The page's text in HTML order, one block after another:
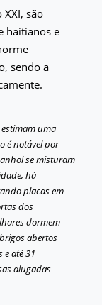
XXI, são
haitianos e
sendo a
uma
é notável por
se misturam
há
placas em
dos
dormem
abertos
e até 31
alugadas